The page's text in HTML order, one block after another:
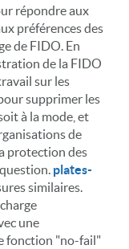
répondre aux
préférences des
de FIDO. En
de la FIDO
sur les
supprimer les
à la mode, et
de
protection des
plates-
similaires.
une
fonction "no-fail"